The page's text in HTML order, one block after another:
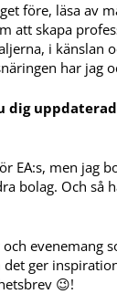
före, läsa av
att skapa
i känslan
har jag
EA:s, men jag
bolag. Och så
evenemang
ger
😉!